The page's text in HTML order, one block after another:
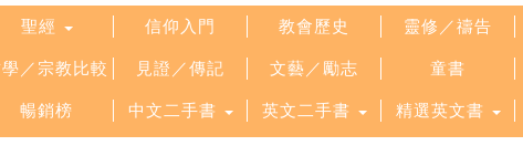
聖經 信仰入門 教會歷史 靈修／禱告
／宗教比較 見證／傳記 文藝／勵志 童書
暢銷榜 中文二手書 英文二手書 精選英文書